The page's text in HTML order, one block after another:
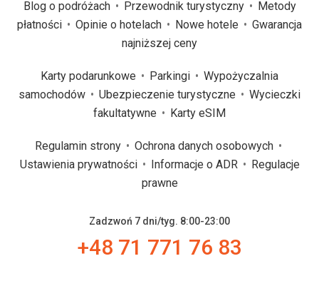
Blog o podróżach Przewodnik turystyczny
Metody
płatności
Opinie o hotelach Nowe hotele
Gwarancja
najniższej ceny
Karty podarunkowe Parkingi
Wypożyczalnia
samochodów
Ubezpieczenie turystyczne
Wycieczki
fakultatywne
Karty eSIM
Regulamin strony
Ochrona danych osobowych
Ustawienia prywatności
Informacje o ADR
Regulacje
prawne
Zadzwoń 7 dni/tyg. 8:00-23:00
+48 71 771 76 83